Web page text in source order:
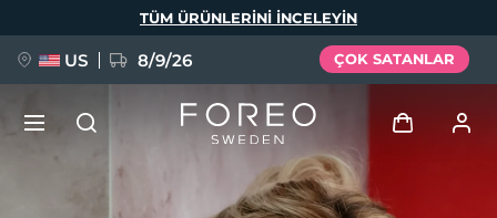
TÜM ÜRÜNLERINI INCELEYIN
US 8/9/26 ÇOK SATANLAR